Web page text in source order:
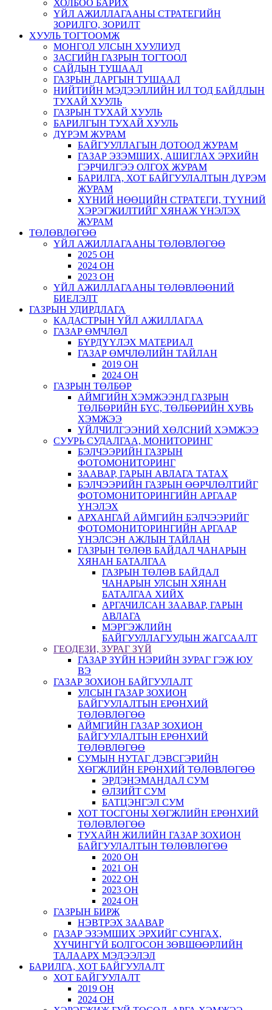
ХОЛБОО БАРИХ
ҮЙЛ АЖИЛЛАГААНЫ СТРАТЕГИЙН
ЗОРИЛГО, ЗОРИЛТ
ХУУЛЬ ТОГТООМЖ
МОНГОЛ УЛСЫН ХУУЛИУД
ЗАСГИЙН ГАЗРЫН ТОГТООЛ
САЙДЫН ТУШААЛ
ГАЗРЫН ДАРГЫН ТУШААЛ
НИЙТИЙН МЭДЭЭЛЛИЙН ИЛ ТОД БАЙДЛЫН
ТУХАЙ ХУУЛЬ
ГАЗРЫН ТУХАЙ ХУУЛЬ
БАРИЛГЫН ТУХАЙ ХУУЛЬ
ДҮРЭМ ЖУРАМ
БАЙГУУЛЛАГЫН ДОТООД ЖУРАМ
ГАЗАР ЭЗЭМШИХ, АШИГЛАХ ЭРХИЙН
ГЭРЧИЛГЭЭ ОЛГОХ ЖУРАМ
БАРИЛГА, ХОТ БАЙГУУЛАЛТЫН ДҮРЭМ
ЖУРАМ
ХҮНИЙ НӨӨЦИЙН СТРАТЕГИ, ТҮҮНИЙ
ХЭРЭГЖИЛТИЙГ ХЯНАЖ ҮНЭЛЭХ
ЖУРАМ
ТӨЛӨВЛӨГӨӨ
ҮЙЛ АЖИЛЛАГААНЫ ТӨЛӨВЛӨГӨӨ
2025 ОН
2024 ОН
2023 ОН
ҮЙЛ АЖИЛЛАГААНЫ ТӨЛӨВЛӨӨНИЙ
БИЕЛЭЛТ
ГАЗРЫН УДИРДЛАГА
КАДАСТРЫН ҮЙЛ АЖИЛЛАГАА
ГАЗАР ӨМЧЛӨЛ
БҮРДҮҮЛЭХ МАТЕРИАЛ
ГАЗАР ӨМЧЛӨЛИЙН ТАЙЛАН
2019 ОН
2024 ОН
ГАЗРЫН ТӨЛБӨР
АЙМГИЙН ХЭМЖЭЭНД ГАЗРЫН
ТӨЛБӨРИЙН БҮС, ТӨЛБӨРИЙН ХУВЬ
ХЭМЖЭЭ
ҮЙЛЧИЛГЭЭНИЙ ХӨЛСНИЙ ХЭМЖЭЭ
СУУРЬ СУДАЛГАА, МОНИТОРИНГ
БЭЛЧЭЭРИЙН ГАЗРЫН
ФОТОМОНИТОРИНГ
ЗААВАР, ГАРЫН АВЛАГА ТАТАХ
БЭЛЧЭЭРИЙН ГАЗРЫН ӨӨРЧЛӨЛТИЙГ
ФОТОМОНИТОРИНГИЙН АРГААР
ҮНЭЛЭХ
АРХАНГАЙ АЙМГИЙН БЭЛЧЭЭРИЙГ
ФОТОМОНИТОРИНГИЙН АРГААР
ҮНЭЛСЭН АЖЛЫН ТАЙЛАН
ГАЗРЫН ТӨЛӨВ БАЙДАЛ ЧАНАРЫН
ХЯНАН БАТАЛГАА
ГАЗРЫН ТӨЛӨВ БАЙДАЛ
ЧАНАРЫН УЛСЫН ХЯНАН
БАТАЛГАА ХИЙХ
АРГАЧИЛСАН ЗААВАР, ГАРЫН
АВЛАГА
МЭРГЭЖЛИЙН
БАЙГУУЛЛАГУУДЫН ЖАГСААЛТ
ГЕОДЕЗИ, ЗУРАГ ЗҮЙ
ГАЗАР ЗҮЙН НЭРИЙН ЗУРАГ ГЭЖ ЮУ
ВЭ
ГАЗАР ЗОХИОН БАЙГУУЛАЛТ
УЛСЫН ГАЗАР ЗОХИОН
БАЙГУУЛАЛТЫН ЕРӨНХИЙ
ТӨЛӨВЛӨГӨӨ
АЙМГИЙН ГАЗАР ЗОХИОН
БАЙГУУЛАЛТЫН ЕРӨНХИЙ
ТӨЛӨВЛӨГӨӨ
СУМЫН НУТАГ ДЭВСГЭРИЙН
ХӨГЖЛИЙН ЕРӨНХИЙ ТӨЛӨВЛӨГӨӨ
ЭРДЭНЭМАНДАЛ СУМ
ӨЛЗИЙТ СУМ
БАТЦЭНГЭЛ СУМ
ХОТ ТОСГОНЫ ХӨГЖЛИЙН ЕРӨНХИЙ
ТӨЛӨВЛӨГӨӨ
ТУХАЙН ЖИЛИЙН ГАЗАР ЗОХИОН
БАЙГУУЛАЛТЫН ТӨЛӨВЛӨГӨӨ
2020 ОН
2021 ОН
2022 ОН
2023 ОН
2024 ОН
ГАЗРЫН БИРЖ
НЭВТРЭХ ЗААВАР
ГАЗАР ЭЗЭМШИХ ЭРХИЙГ СУНГАХ,
ХҮЧИНГҮЙ БОЛГОСОН ЗӨВШӨӨРЛИЙН
ТАЛААРХ МЭДЭЭЛЭЛ
БАРИЛГА, ХОТ БАЙГУУЛАЛТ
ХОТ БАЙГУУЛАЛТ
2019 ОН
2024 ОН